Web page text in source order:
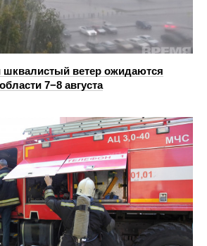
ветер ожидаются
7−8 августа